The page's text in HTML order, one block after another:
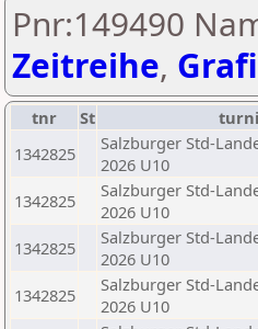
Pnr:149490
Zeitreihe,
tnr St
1342825
Salzburger Std-
2026 U10
1342825
Salzburger Std-
2026 U10
1342825
Salzburger Std-
2026 U10
1342825
Salzburger Std-
2026 U10